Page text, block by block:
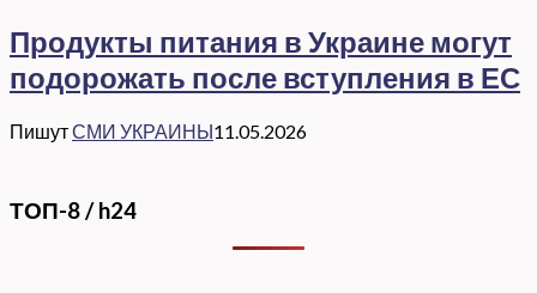
Продукты питания в Украине могут
подорожать после вступления в ЕС
ПишутСМИ УКРАИНЫ11.05.2026
ТОП-8 / h24